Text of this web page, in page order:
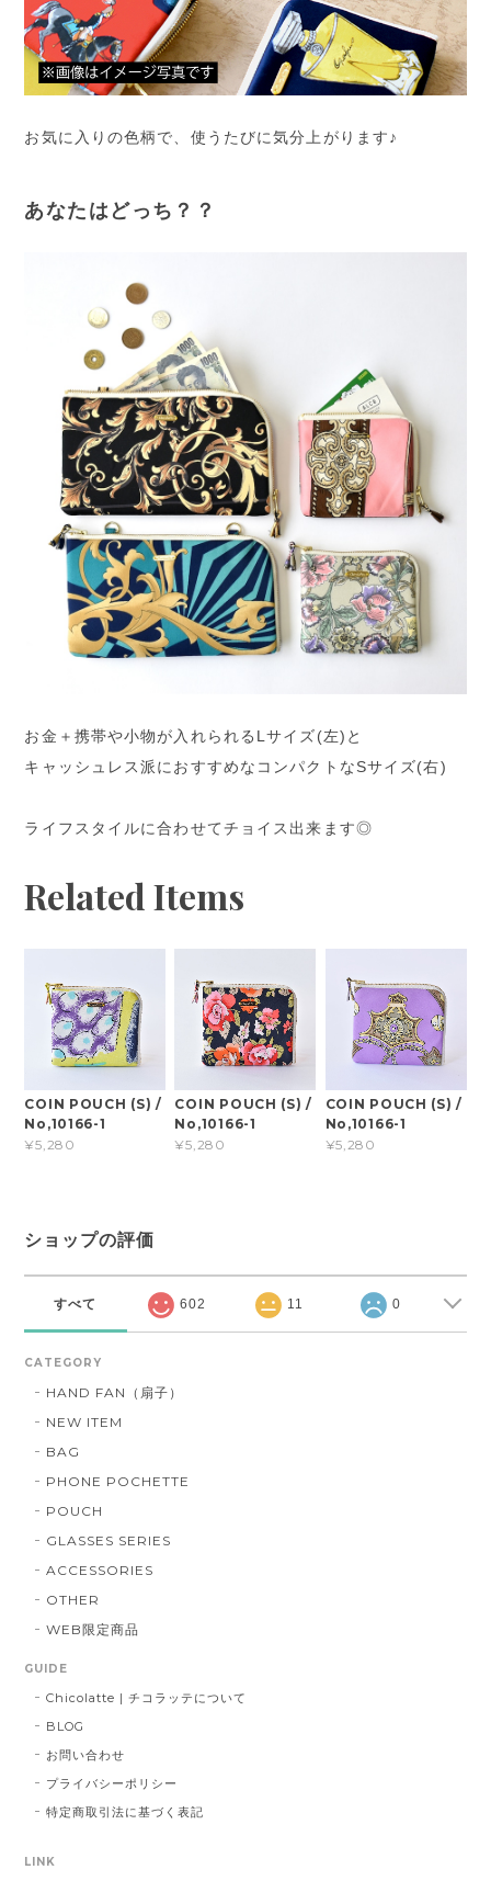
お気に入りの色柄で、使うたびに気分上がります♪
あなたはどっち？？
お金＋携帯や小物が入れられるLサイズ(左)と
キャッシュレス派におすすめなコンパクトなSサイズ(右)
ライフスタイルに合わせてチョイス出来ます◎
Related Items
COIN POUCH (S) /
No,10166-1
¥5,280
COIN POUCH (S) /
No,10166-1
¥5,280
COIN POUCH (S) /
No,10166-1
¥5,280
ショップの評価
すべて 602 11 0
CATEGORY
HAND FAN（扇子）
NEW ITEM
BAG
PHONE POCHETTE
POUCH
GLASSES SERIES
ACCESSORIES
OTHER
WEB限定商品
GUIDE
Chicolatte | チコラッテについて
BLOG
お問い合わせ
プライバシーポリシー
特定商取引法に基づく表記
LINK